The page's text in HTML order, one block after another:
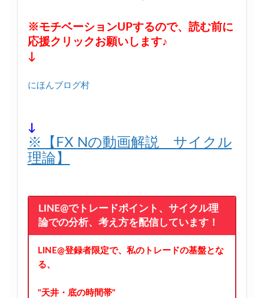
※モチベーションUPするので、読む前に
応援クリックお願いします♪
↓
にほんブログ村
↓
※【FX Nの動画解説 サイクル
理論】
LINE@でトレードポイント、サイクル理
論での分析、考え方を配信しています！
LINE@登録者限定で、私のトレードの基盤とな
る、
"天井・底の時間帯"